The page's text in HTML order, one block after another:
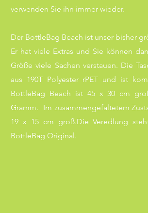
verwenden Sie ihn immer wieder.
Der BottleBag Beach ist unser bisher
Er hat viele Extras und Sie können
Größe viele Sachen verstauen. Die
aus 190T Polyester rPET und ist
BottleBag Beach ist 45 x 30 cm
Gramm. Im zusammengefaltetem
19 x 15 cm groß.Die Veredlung
BottleBag Original.